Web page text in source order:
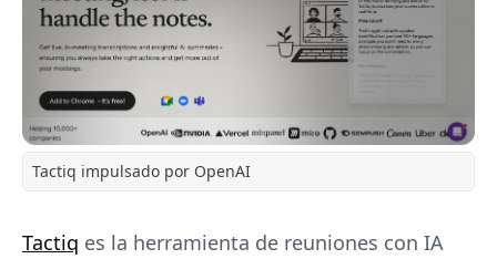
Tactiq impulsado por OpenAI
Tactiq es la herramienta de reuniones con IA